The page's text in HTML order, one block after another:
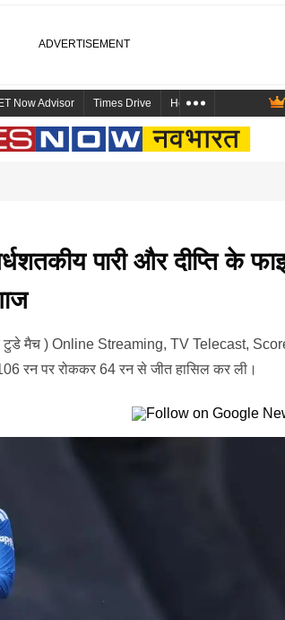
ET Now Advisor Times Drive Health and Me
पारी और दीप्ति के
टुडे मैच ) Online Streaming, TV Telecast,
रन पर रोककर 64 रन से जीत हासिल कर ली।